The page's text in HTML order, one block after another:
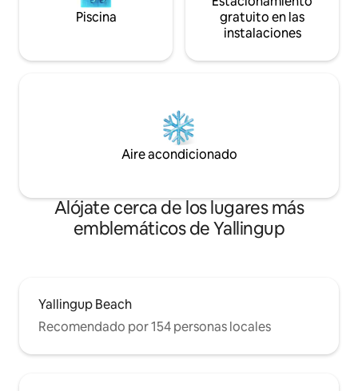
Piscina
gratuito en las
instalaciones
Aire acondicionado
Alójate cerca de los lugares más
emblemáticos de Yallingup
Yallingup Beach
Recomendado por 154 personas locales